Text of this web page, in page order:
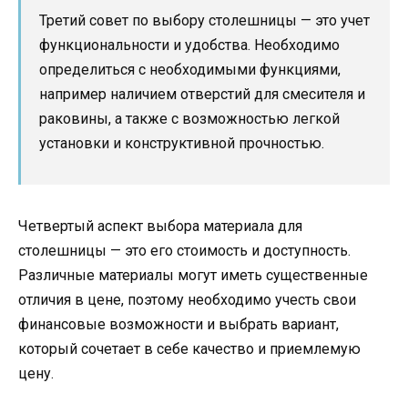
Третий совет по выбору столешницы — это учет
функциональности и удобства. Необходимо
определиться с необходимыми функциями,
например наличием отверстий для смесителя и
раковины, а также с возможностью легкой
установки и конструктивной прочностью.
Четвертый аспект выбора материала для
столешницы — это его стоимость и доступность.
Различные материалы могут иметь существенные
отличия в цене, поэтому необходимо учесть свои
финансовые возможности и выбрать вариант,
который сочетает в себе качество и приемлемую
цену.